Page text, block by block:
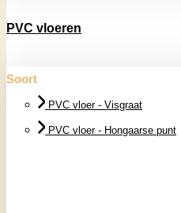
PVC vloeren
Soort
PVC vloer - Visgraat
PVC vloer - Hongaarse punt